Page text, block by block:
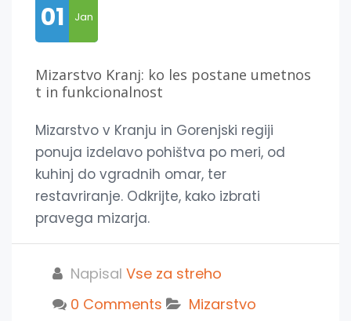
01 Jan
Mizarstvo Kranj: ko les postane umetnos
t in funkcionalnost
Mizarstvo v Kranju in Gorenjski regiji
ponuja izdelavo pohištva po meri, od
kuhinj do vgradnih omar, ter
restavriranje. Odkrijte, kako izbrati
pravega mizarja.
Napisal Vse za streho
0 Comments
Mizarstvo